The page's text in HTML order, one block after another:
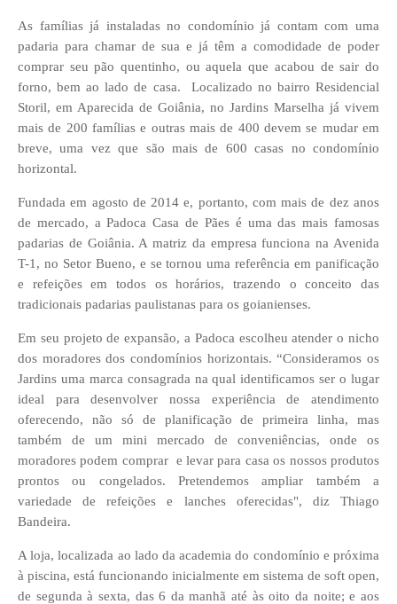
As famílias já instaladas no condomínio já contam com uma
padaria para chamar de sua e já têm a comodidade de poder
comprar seu pão quentinho, ou aquela que acabou de sair do
forno, bem ao lado de casa. Localizado no bairro Residencial
Storil, em Aparecida de Goiânia, no Jardins Marselha já vivem
mais de 200 famílias e outras mais de 400 devem se mudar em
breve, uma vez que são mais de 600 casas no condomínio
horizontal.
Fundada em agosto de 2014 e, portanto, com mais de dez anos
de mercado, a Padoca Casa de Pães é uma das mais famosas
padarias de Goiânia. A matriz da empresa funciona na Avenida
T-1, no Setor Bueno, e se tornou uma referência em panificação
e refeições em todos os horários, trazendo o conceito das
tradicionais padarias paulistanas para os goianienses.
Em seu projeto de expansão, a Padoca escolheu atender o nicho
dos moradores dos condomínios horizontais. “Consideramos os
Jardins uma marca consagrada na qual identificamos ser o lugar
ideal para desenvolver nossa experiência de atendimento
oferecendo, não só de planificação de primeira linha, mas
também de um mini mercado de conveniências, onde os
moradores podem comprar e levar para casa os nossos produtos
prontos ou congelados. Pretendemos ampliar também a
variedade de refeições e lanches oferecidas", diz Thiago
Bandeira.
A loja, localizada ao lado da academia do condomínio e próxima
à piscina, está funcionando inicialmente em sistema de soft open,
de segunda à sexta, das 6 da manhã até às oito da noite; e aos